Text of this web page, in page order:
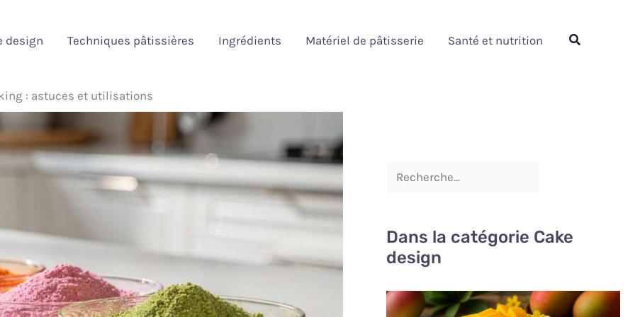
design Techniques pâtissières Ingrédients Matériel de pâtisserie Santé et nutrition Rechercher
: astuces et utilisations
Dans la catégorie Cake
design